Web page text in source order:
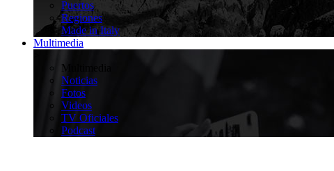
Puertos
Regiones
Made in Italy
Multimedia
Multimedia
Noticias
Fotos
Videos
TV Oficiales
Podcast